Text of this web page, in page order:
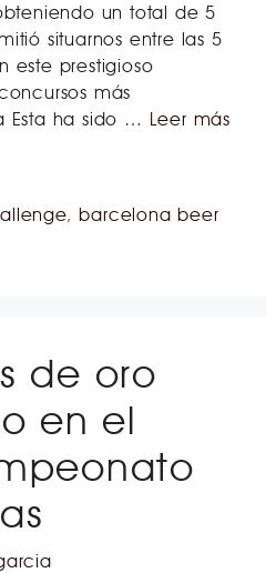
un total de 5
situarnos entre las 5
este prestigioso
más
Esta ha sido … Leer más
,barcelona beer
de oro
en el